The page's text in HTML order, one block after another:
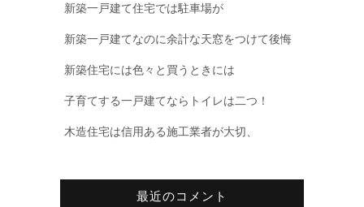
新築一戸建て住宅では駐車場が
新築一戸建てなのに余計な天窓をつけて後悔
新築住宅には色々と買うときには
子育てする一戸建てならトイレは二つ！
木造住宅は信用ある施工業者が大切、
最近のコメント